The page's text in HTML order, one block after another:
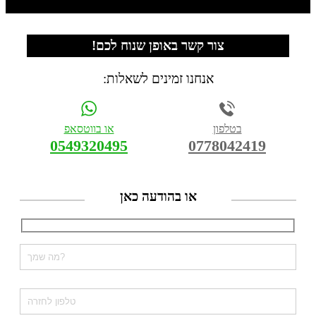
צור קשר באופן שנוח לכם!
אנחנו זמינים לשאלות:
בטלפון
0778042419
או בווטסאפ
0549320495
או בהודעה כאן